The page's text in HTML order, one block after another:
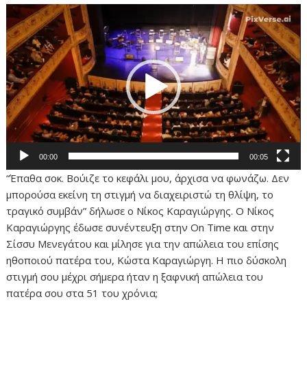
Πρόγραμμα
Αναπαραγωγής
Βίντεο
00:00 00:05
“Έπαθα σοκ. Βούιζε το κεφάλι μου, άρχισα να φωνάζω. Δεν
μπορούσα εκείνη τη στιγμή να διαχειριστώ τη θλίψη, το
τραγικό συμβάν” δήλωσε ο Νίκος Καραγιώργης. Ο Νίκος
Καραγιώργης έδωσε συνέντευξη στην On Time και στην
Σίσσυ Μενεγάτου και μίλησε για την απώλεια του επίσης
ηθοποιού πατέρα του, Κώστα Καραγιώργη. Η πιο δύσκολη
στιγμή σου μέχρι σήμερα ήταν η ξαφνική απώλεια του
πατέρα σου στα 51 του χρόνια;